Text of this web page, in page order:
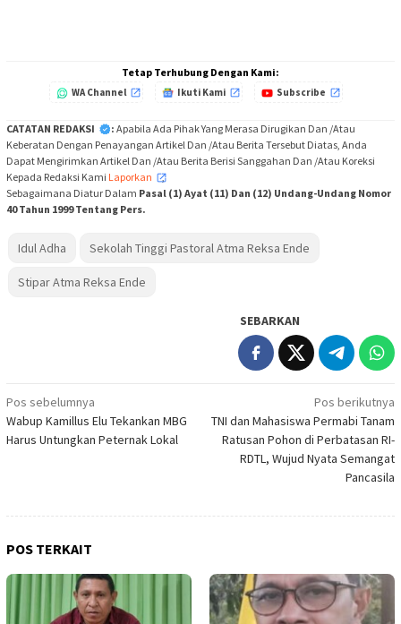
Tetap Terhubung Dengan Kami:
WA Channel Ikuti Kami Subscribe
CATATAN REDAKSI : Apabila Ada Pihak Yang Merasa Dirugikan Dan /Atau
Keberatan Dengan Penayangan Artikel Dan /Atau Berita Tersebut Diatas, Anda
Dapat Mengirimkan Artikel Dan /Atau Berita Berisi Sanggahan Dan /Atau Koreksi
Kepada Redaksi Kami Laporkan
,
Sebagaimana Diatur Dalam Pasal (1) Ayat (11) Dan (12) Undang-Undang Nomor
40 Tahun 1999 Tentang Pers.
Idul Adha Sekolah Tinggi Pastoral Atma Reksa Ende
Stipar Atma Reksa Ende
SEBARKAN
Navigasi
pos
Pos sebelumnya
Wabup Kamillus Elu Tekankan MBG
Harus Untungkan Peternak Lokal
Pos berikutnya
TNI dan Mahasiswa Permabi Tanam
Ratusan Pohon di Perbatasan RI-
RDTL, Wujud Nyata Semangat
Pancasila
POS TERKAIT